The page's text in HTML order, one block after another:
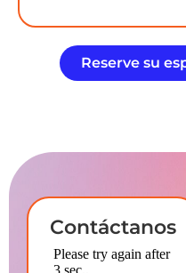
Reserve su
Contáctanos